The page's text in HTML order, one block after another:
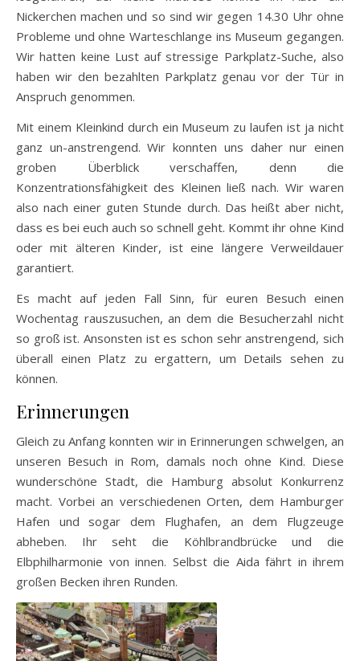
Nickerchen machen und so sind wir gegen 14.30 Uhr ohne
Probleme und ohne Warteschlange ins Museum gegangen.
Wir hatten keine Lust auf stressige Parkplatz-Suche, also
haben wir den bezahlten Parkplatz genau vor der Tür in
Anspruch genommen.
Mit einem Kleinkind durch ein Museum zu laufen ist ja nicht
ganz un-anstrengend. Wir konnten uns daher nur einen
groben Überblick verschaffen, denn die
Konzentrationsfähigkeit des Kleinen ließ nach. Wir waren
also nach einer guten Stunde durch. Das heißt aber nicht,
dass es bei euch auch so schnell geht. Kommt ihr ohne Kind
oder mit älteren Kinder, ist eine längere Verweildauer
garantiert.
Es macht auf jeden Fall Sinn, für euren Besuch einen
Wochentag rauszusuchen, an dem die Besucherzahl nicht
so groß ist. Ansonsten ist es schon sehr anstrengend, sich
überall einen Platz zu ergattern, um Details sehen zu
können.
Erinnerungen
Gleich zu Anfang konnten wir in Erinnerungen schwelgen, an
unseren Besuch in Rom, damals noch ohne Kind. Diese
wunderschöne Stadt, die Hamburg absolut Konkurrenz
macht. Vorbei an verschiedenen Orten, dem Hamburger
Hafen und sogar dem Flughafen, an dem Flugzeuge
abheben. Ihr seht die Köhlbrandbrücke und die
Elbphilharmonie von innen. Selbst die Aida fährt in ihrem
großen Becken ihren Runden.